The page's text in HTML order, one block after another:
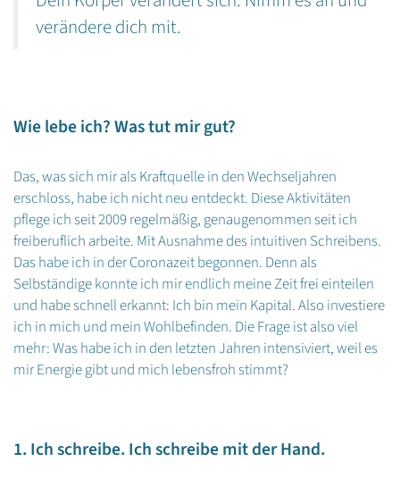
verändere dich mit.
Wie lebe ich? Was tut mir gut?
Das, was sich mir als Kraftquelle in den Wechseljahren
erschloss, habe ich nicht neu entdeckt. Diese Aktivitäten
pflege ich seit 2009 regelmäßig, genaugenommen seit ich
freiberuflich arbeite. Mit Ausnahme des intuitiven Schreibens.
Das habe ich in der Coronazeit begonnen. Denn als
Selbständige konnte ich mir endlich meine Zeit frei einteilen
und habe schnell erkannt: Ich bin mein Kapital. Also investiere
ich in mich und mein Wohlbefinden. Die Frage ist also viel
mehr: Was habe ich in den letzten Jahren intensiviert, weil es
mir Energie gibt und mich lebensfroh stimmt?
1. Ich schreibe. Ich schreibe mit der Hand.